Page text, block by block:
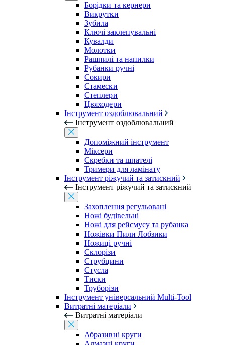
Борідки та кернери
Викрутки
Зубила
Ключі заклепувальні
Кувалди
Молотки
Рашпилі та напилки
Рубанки ручні
Сокири
Стамески
Степлери
Цвяходери
Інструмент оздоблювальний
Інструмент оздоблювальний
Допоміжний інструмент
Міксери
Скребки та шпателі
Тримери для ламінату
Інструмент ріжучий та затискний
Інструмент ріжучий та затискний
Захоплення регульовані
Ножі будівельні
Ножі для рейсмусу та рубанка
Ножівки Пили Лобзики
Ножиці ручні
Склорізи
Струбцини
Стусла
Тиски
Труборізи
Інструмент універсальний Multi-Tool
Витратні матеріали
Витратні матеріали
Абразивні круги